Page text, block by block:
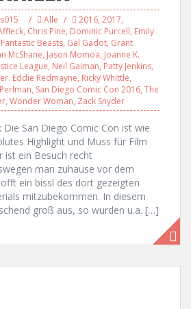
Alle 2016, 2017,
, Chris Pine, Dominic Purcell, Emily
Fantastic Beasts, Gal Gadot, Grant
McShane, Jason Momoa, Joanne K.
League, Neil Gaiman, Patty Jenkins,
Eddie Redmayne, Ricky Whittle,
, San Diego Comic Con 2016, The
, Wonder Woman, Zack Snyder
San Diego Comic Con ist wie
Highlight und Muss für Film
ist ein Besuch recht
man zuhause vor dem
ein bissl des dort gezeigten
mitzubekommen. In diesem
groß aus, so wurden u.a. […]